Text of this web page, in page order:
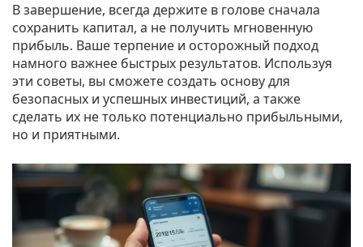
В завершение, всегда держите в голове сначала
сохранить капитал, а не получить мгновенную
прибыль. Ваше терпение и осторожный подход
намного важнее быстрых результатов. Используя
эти советы, вы сможете создать основу для
безопасных и успешных инвестиций, а также
сделать их не только потенциально прибыльными,
но и приятными.